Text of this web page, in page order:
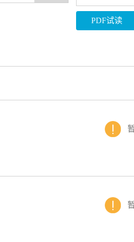
PDF试读